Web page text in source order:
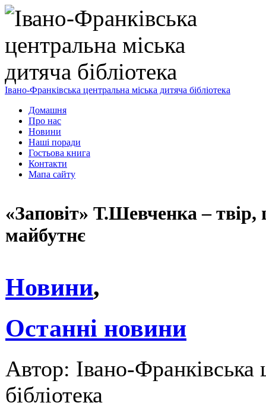
Івано-Франківська центральна міська дитяча бібліотека
Домашня
Про нас
Новини
Наші поради
Гостьова книга
Контакти
Мапа сайту
«Заповіт» Т.Шевченка –
майбутнє
Новини,
Останні новини
Автор: Івано-Франківська
бібліотека